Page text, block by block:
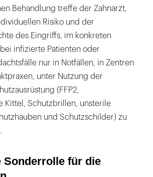
Behandlung treffe der Zahnarzt,
Risiko und der
des Eingriffs, im konkreten
infizierte Patienten oder
nur in Notfällen, in Zentren
unter Nutzung der
(FFP2,
Kittel, Schutzbrillen, unsterile
und Schutzschilder) zu
Sonderrolle für die